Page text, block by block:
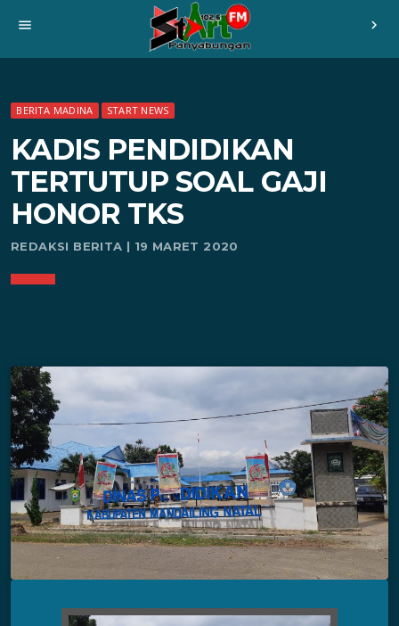
menu chevron_right
BERITA MADINA START NEWS
KADIS PENDIDIKAN
TERTUTUP SOAL GAJI
HONOR TKS
REDAKSI BERITA | 19 MARET 2020